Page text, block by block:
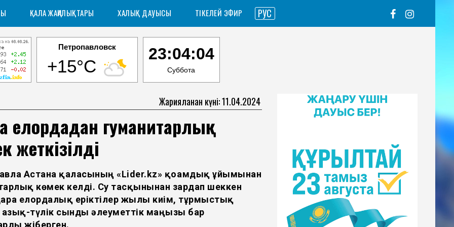
ҚАЛА ЖАҢАЛЫҚТАРЫ ХАЛЫҚ ДАУЫСЫ ТІКЕЛЕЙ ЭФИР РУС
Петропавловск
+15°C
23:04:05
Суббота
Жарияланған күні: 11.04.2024
елордадан гуманитарлық
жеткізілді
Астана қаласының «Lider.kz» қоғамдық ұйымынан
көмек келді. Су тасқынынан зардап шеккен
елордалық еріктілер жылы киім, тұрмыстық
азық-түлік сынды әлеуметтік маңызы бар